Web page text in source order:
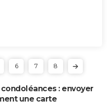
6 7 8
: envoyer
une carte